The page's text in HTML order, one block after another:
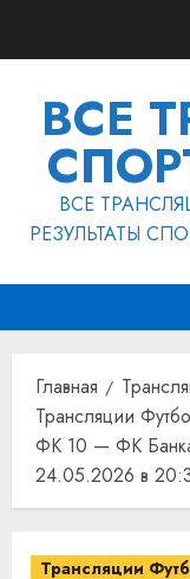
ВСЕ
ВСЕ
РЕЗУЛЬТАТЫ
Главная
Трансляции
ФК 10 — ФК
24.05.2026 в
Трансляции